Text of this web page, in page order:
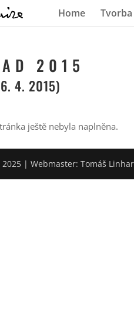
Home Tvorba
D 2 0 1 5
4. 2015)
ještě nebyla naplněna.
2025 | Webmaster: Tomáš